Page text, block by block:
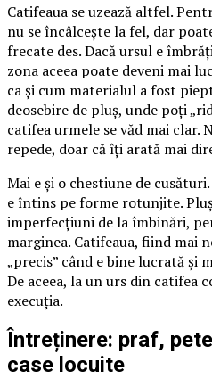
Catifeaua se uzează altfel.
nu se încâlcește la fel, dar
frecate des. Dacă ursul e
zona aceea poate deveni mai
ca și cum materialul a fost
deosebire de pluș, unde poți
catifea urmele se văd mai clar.
repede, doar că îți arată mai
Mai e și o chestiune de
e întins pe forme rotunjite.
imperfecțiuni de la îmbinări,
marginea. Catifeaua, fiind mai
„precis” când e bine lucrată și
De aceea, la un urs din catifea
execuția.
Întreținere: praf,
case locuite